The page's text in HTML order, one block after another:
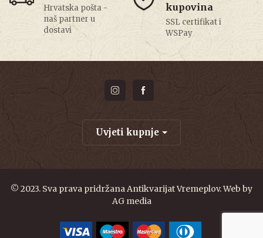
Hrvatska pošta -
naš partner u
dostavi
kupovina
SSL certifikat i
WSPay
Uvjeti kupnje
© 2023. Sva prava pridržana Antikvarijat Vremeplov. Web by
AG media